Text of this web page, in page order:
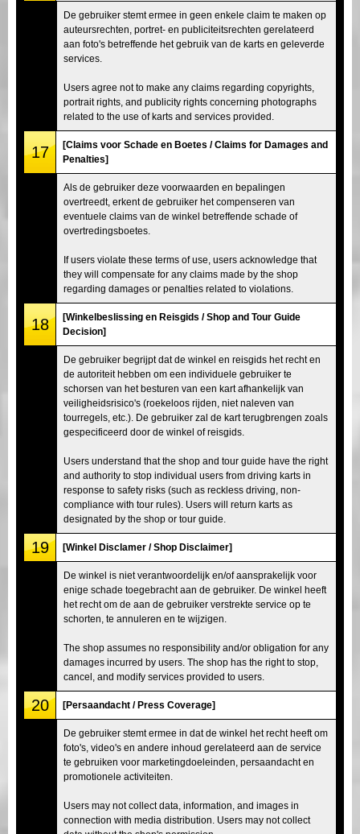
De gebruiker stemt ermee in geen enkele claim te maken op
auteursrechten, portret- en publiciteitsrechten gerelateerd
aan foto's betreffende het gebruik van de karts en geleverde
services.
Users agree not to make any claims regarding copyrights,
portrait rights, and publicity rights concerning photographs
related to the use of karts and services provided.
17
[Claims voor Schade en Boetes / Claims for Damages and
Penalties]
Als de gebruiker deze voorwaarden en bepalingen
overtreedt, erkent de gebruiker het compenseren van
eventuele claims van de winkel betreffende schade of
overtredingsboetes.
If users violate these terms of use, users acknowledge that
they will compensate for any claims made by the shop
regarding damages or penalties related to violations.
18
[Winkelbeslissing en Reisgids / Shop and Tour Guide
Decision]
De gebruiker begrijpt dat de winkel en reisgids het recht en
de autoriteit hebben om een individuele gebruiker te
schorsen van het besturen van een kart afhankelijk van
veiligheidsrisico's (roekeloos rijden, niet naleven van
tourregels, etc.). De gebruiker zal de kart terugbrengen zoals
gespecificeerd door de winkel of reisgids.
Users understand that the shop and tour guide have the right
and authority to stop individual users from driving karts in
response to safety risks (such as reckless driving, non-
compliance with tour rules). Users will return karts as
designated by the shop or tour guide.
19 [Winkel Disclamer / Shop Disclaimer]
De winkel is niet verantwoordelijk en/of aansprakelijk voor
enige schade toegebracht aan de gebruiker. De winkel heeft
het recht om de aan de gebruiker verstrekte service op te
schorten, te annuleren en te wijzigen.
The shop assumes no responsibility and/or obligation for any
damages incurred by users. The shop has the right to stop,
cancel, and modify services provided to users.
20 [Persaandacht / Press Coverage]
De gebruiker stemt ermee in dat de winkel het recht heeft om
foto's, video's en andere inhoud gerelateerd aan de service
te gebruiken voor marketingdoeleinden, persaandacht en
promotionele activiteiten.
Users may not collect data, information, and images in
connection with media distribution. Users may not collect